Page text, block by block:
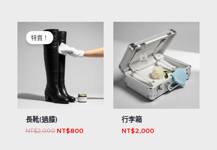
特賣！
長靴(過膝)
NT$2,000
始
價
格：
NT$2,000。
NT$800
格：
NT$800。
行李箱
NT$2,000